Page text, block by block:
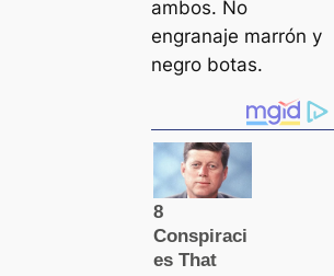
ambos. No
engranaje marrón y
negro botas.